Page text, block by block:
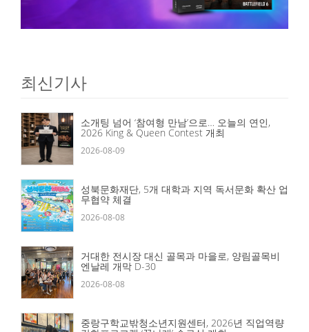
최신기사
소개팅 넘어 ‘참여형 만남’으로… 오늘의 연인,
2026 King & Queen Contest 개최
2026-08-09
성북문화재단, 5개 대학과 지역 독서문화 확산 업
무협약 체결
2026-08-08
거대한 전시장 대신 골목과 마을로, 양림골목비
엔날레 개막 D-30
2026-08-08
중랑구학교밖청소년지원센터, 2026년 직업역량